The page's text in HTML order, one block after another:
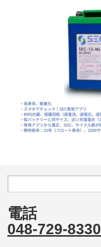
電話
048-729-8330